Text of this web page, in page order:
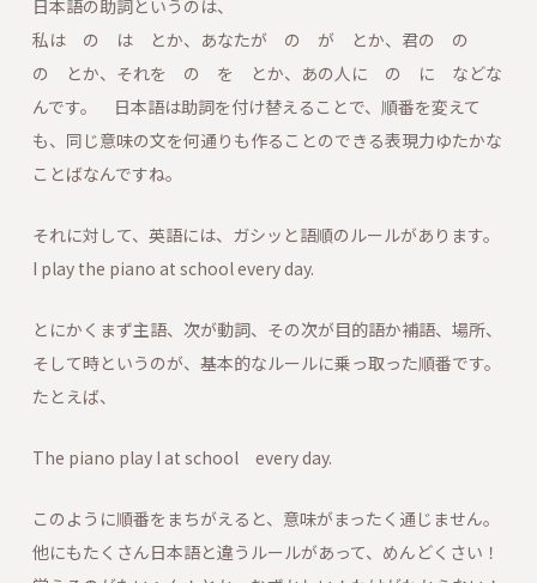
日本語の助詞というのは、
私は の は とか、あなたが の が とか、君の の
の とか、それを の を とか、あの人に の に などな
んです。 日本語は助詞を付け替えることで、順番を変えて
も、同じ意味の文を何通りも作ることのできる表現力ゆたかな
ことばなんですね。
それに対して、英語には、ガシッと語順のルールがあります。
I play the piano at school every day.
とにかくまず主語、次が動詞、その次が目的語か補語、場所、
そして時というのが、基本的なルールに乗っ取った順番です。
たとえば、
The piano play I at school every day.
このように順番をまちがえると、意味がまったく通じません。
他にもたくさん日本語と違うルールがあって、めんどくさい！